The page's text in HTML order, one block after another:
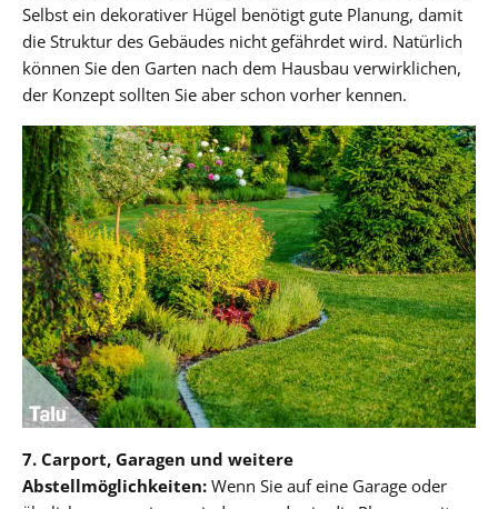
Selbst ein dekorativer Hügel benötigt gute Planung, damit
die Struktur des Gebäudes nicht gefährdet wird. Natürlich
können Sie den Garten nach dem Hausbau verwirklichen,
der Konzept sollten Sie aber schon vorher kennen.
7. Carport, Garagen und weitere
Abstellmöglichkeiten: Wenn Sie auf eine Garage oder